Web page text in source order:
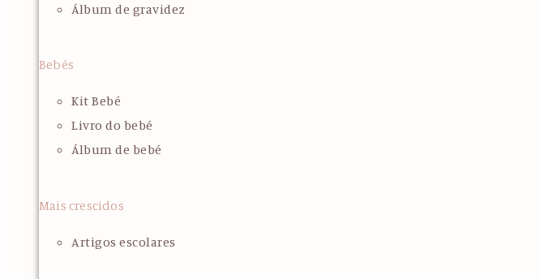
Álbum de gravidez
Bebés
Kit Bebé
Livro do bebé
Álbum de bebé
Mais crescidos
Artigos escolares